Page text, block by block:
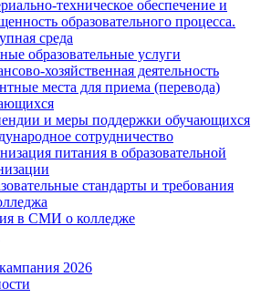
техническое обеспечение и
образовательного процесса.
среда
образовательные услуги
хозяйственная деятельность
места для приема (перевода)
и меры поддержки обучающихся
сотрудничество
питания в образовательной
стандарты и требования
в СМИ о колледже
2026